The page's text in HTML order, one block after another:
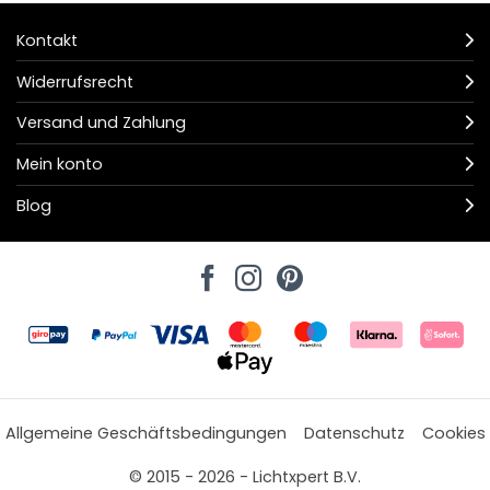
Kontakt
Widerrufsrecht
Versand und Zahlung
Mein konto
Blog
Allgemeine Geschäftsbedingungen Datenschutz
Cookies
© 2015 - 2026 - Lichtxpert B.V.